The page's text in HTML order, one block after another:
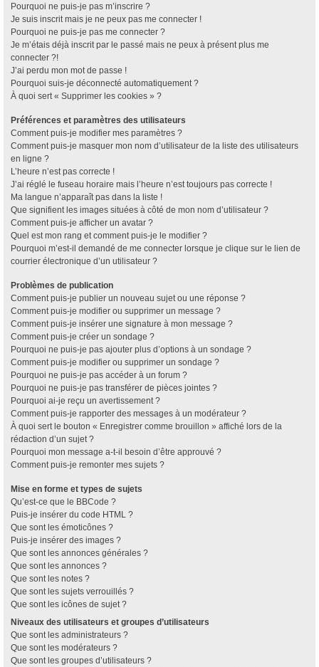
Pourquoi ne puis-je pas m’inscrire ?
Je suis inscrit mais je ne peux pas me connecter !
Pourquoi ne puis-je pas me connecter ?
Je m’étais déjà inscrit par le passé mais ne peux à présent plus me
connecter ?!
J’ai perdu mon mot de passe !
Pourquoi suis-je déconnecté automatiquement ?
À quoi sert « Supprimer les cookies » ?
Préférences et paramètres des utilisateurs
Comment puis-je modifier mes paramètres ?
Comment puis-je masquer mon nom d’utilisateur de la liste des utilisateurs
en ligne ?
L’heure n’est pas correcte !
J’ai réglé le fuseau horaire mais l’heure n’est toujours pas correcte !
Ma langue n’apparaît pas dans la liste !
Que signifient les images situées à côté de mon nom d’utilisateur ?
Comment puis-je afficher un avatar ?
Quel est mon rang et comment puis-je le modifier ?
Pourquoi m’est-il demandé de me connecter lorsque je clique sur le lien de
courrier électronique d’un utilisateur ?
Problèmes de publication
Comment puis-je publier un nouveau sujet ou une réponse ?
Comment puis-je modifier ou supprimer un message ?
Comment puis-je insérer une signature à mon message ?
Comment puis-je créer un sondage ?
Pourquoi ne puis-je pas ajouter plus d’options à un sondage ?
Comment puis-je modifier ou supprimer un sondage ?
Pourquoi ne puis-je pas accéder à un forum ?
Pourquoi ne puis-je pas transférer de pièces jointes ?
Pourquoi ai-je reçu un avertissement ?
Comment puis-je rapporter des messages à un modérateur ?
À quoi sert le bouton « Enregistrer comme brouillon » affiché lors de la
rédaction d’un sujet ?
Pourquoi mon message a-t-il besoin d’être approuvé ?
Comment puis-je remonter mes sujets ?
Mise en forme et types de sujets
Qu’est-ce que le BBCode ?
Puis-je insérer du code HTML ?
Que sont les émoticônes ?
Puis-je insérer des images ?
Que sont les annonces générales ?
Que sont les annonces ?
Que sont les notes ?
Que sont les sujets verrouillés ?
Que sont les icônes de sujet ?
Niveaux des utilisateurs et groupes d’utilisateurs
Que sont les administrateurs ?
Que sont les modérateurs ?
Que sont les groupes d’utilisateurs ?